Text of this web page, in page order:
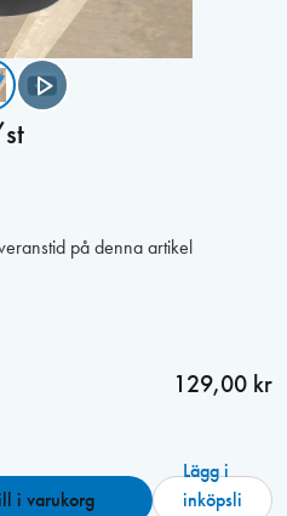
på denna artikel
129,00 kr
i varukorg
Lägg i
inköpsli